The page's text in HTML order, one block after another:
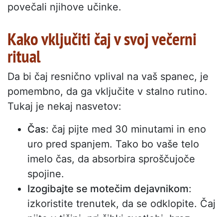
povečali njihove učinke.
Kako vključiti čaj v svoj večerni
ritual
Da bi čaj resnično vplival na vaš spanec, je
pomembno, da ga vključite v stalno rutino.
Tukaj je nekaj nasvetov:
Čas: čaj pijte med 30 minutami in eno
uro pred spanjem. Tako bo vaše telo
imelo čas, da absorbira sproščujoče
spojine.
Izogibajte se motečim dejavnikom:
izkoristite trenutek, da se odklopite. Čaj